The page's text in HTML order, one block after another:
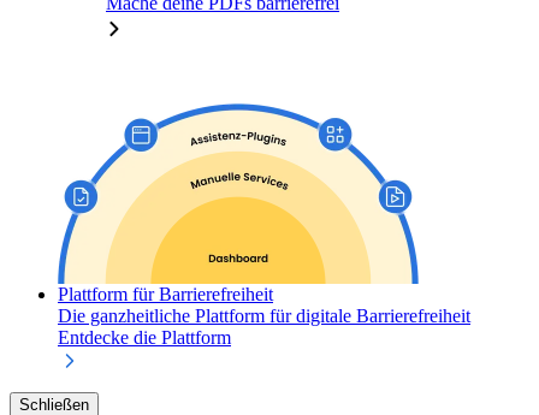
Plattform für Barrierefreiheit
Die ganzheitliche Plattform für digitale Barrierefreiheit
Entdecke die Plattform
Schließen